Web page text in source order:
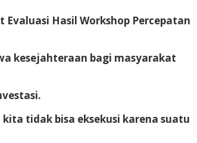
Hasil Workshop Percepatan
kesejahteraan bagi masyarakat
tidak bisa eksekusi karena suatu